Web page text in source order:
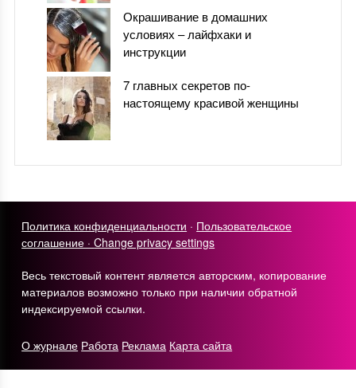
Окрашивание в домашних
условиях – лайфхаки и
инструкции
7 главных секретов по-
настоящему красивой женщины
Политика конфиденциальности · Пользовательское
соглашение ·Change privacy settings
Весь текстовый контент является авторским, копирование
материалов возможно только при наличии обратной
индексируемой ссылки.
О журнале Работа Реклама Карта сайта